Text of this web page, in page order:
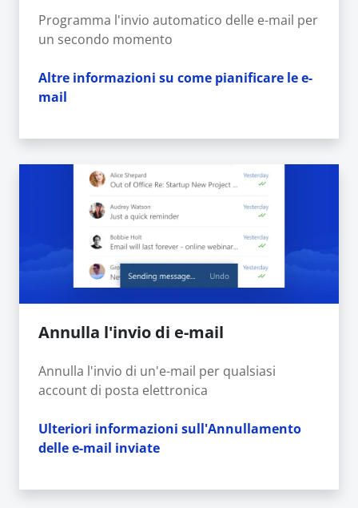
Programma l'invio automatico delle e-mail per
un secondo momento
Altre informazioni su come pianificare le e-
mail
Annulla l'invio di e-mail
Annulla l'invio di un'e-mail per qualsiasi
account di posta elettronica
Ulteriori informazioni sull'Annullamento
delle e-mail inviate